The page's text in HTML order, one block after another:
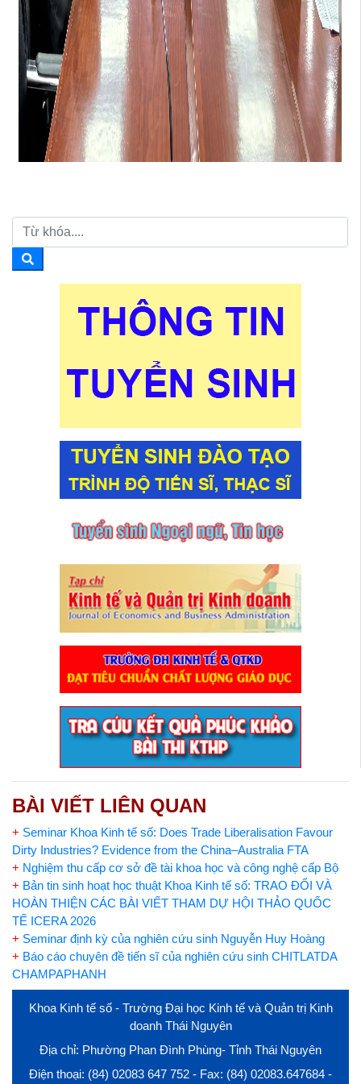
BÀI VIẾT LIÊN QUAN
+ Seminar Khoa Kinh tế số: Does Trade Liberalisation Favour
Dirty Industries? Evidence from the China–Australia FTA
+ Nghiệm thu cấp cơ sở đề tài khoa học và công nghệ cấp Bộ
+ Bản tin sinh hoạt học thuật Khoa Kinh tế số: TRAO ĐỔI VÀ
HOÀN THIỆN CÁC BÀI VIẾT THAM DỰ HỘI THẢO QUỐC
TẾ ICERA 2026
+ Seminar định kỳ của nghiên cứu sinh Nguyễn Huy Hoàng
+ Báo cáo chuyên đề tiến sĩ của nghiên cứu sinh CHITLATDA
CHAMPAPHANH
Khoa Kinh tế số - Trường Đại học Kinh tế và Quản trị Kinh
doanh Thái Nguyên
Địa chỉ: Phường Phan Đình Phùng- Tỉnh Thái Nguyên
Điện thoại: (84) 02083 647 752 - Fax: (84) 02083.647684 -